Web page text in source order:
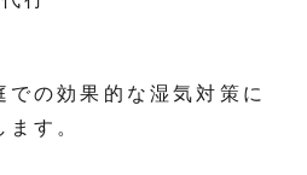
での効果的な湿気対策に
す。